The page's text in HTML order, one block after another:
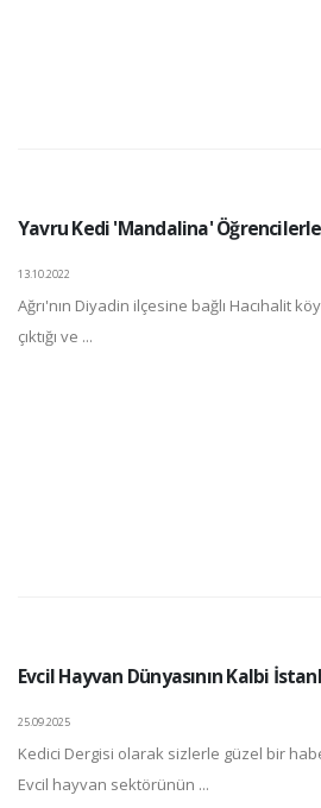
Yavru Kedi 'Mandalina'
13.10.2022
Ağrı'nın Diyadin ilçesine bağlı Hacıhalit
çıktığı ve ...
Evcil Hayvan Dünyasının Kalbi
25.09.2025
Kedici Dergisi olarak sizlerle güzel bir
Evcil hayvan sektörünün ...